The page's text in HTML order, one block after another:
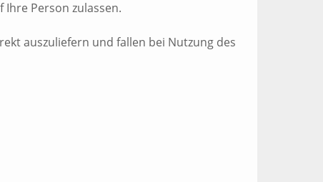
Person zulassen.
auszuliefern und fallen bei Nutzung des